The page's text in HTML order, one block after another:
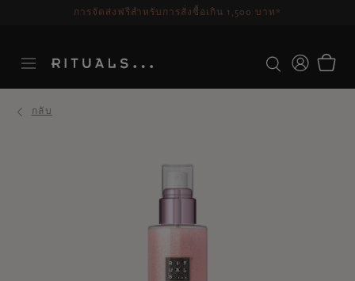
ระยะเวลาจัดส่ง 3-5 วันทำการ ดูเพิ่มเติม
กลับ